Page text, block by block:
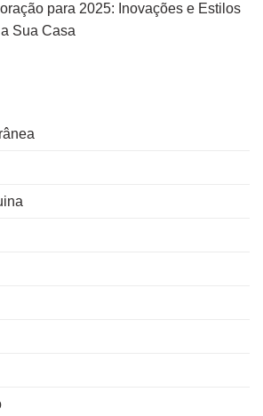
para 2025: Inovações e Estilos
Sua Casa